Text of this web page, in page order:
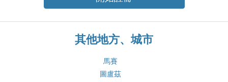
其他地方、城市
馬賽
圖盧茲